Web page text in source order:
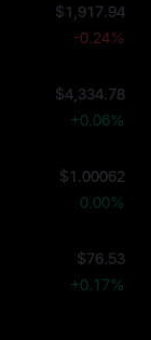
$1,917.94
-0.24%
$4,334.78
+0.06%
$1.00062
0.00%
$76.53
+0.17%